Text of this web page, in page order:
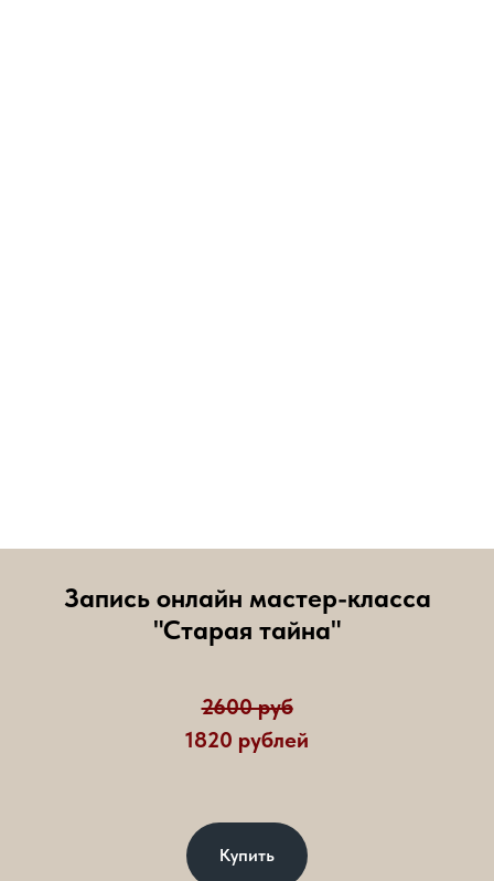
Запись онлайн мастер-класса
"Старая тайна"
2600 руб
1820 рублей
Купить